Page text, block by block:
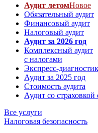
Аудит летомНовое
Обязательный аудит
Финансовый аудит
Налоговый аудит
Аудит за 2026 год
Комплексный аудит
с налогами
Экспресс-
Аудит за 2025 год
Стоимость аудита
Аудит со
Все услуги
Налоговая безопасность